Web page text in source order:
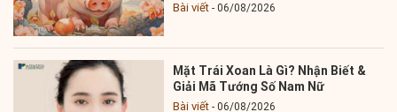
Bài viết 06/08/2026
Mặt Trái Xoan Là Gì? Nhận Biết &
Giải Mã Tướng Số Nam Nữ
Bài viết 06/08/2026